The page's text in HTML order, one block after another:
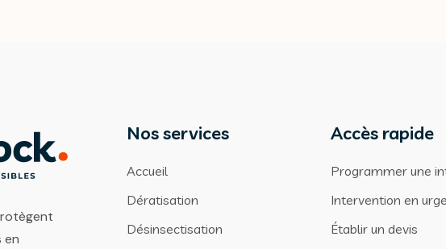
en
Nos services
Accueil
Dératisation
Désinsectisation
Accès rapide
Programmer une
Intervention en
Établir un devis